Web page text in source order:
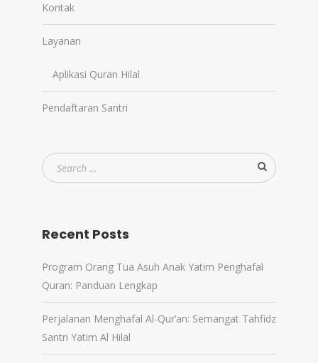
Kontak
Layanan
Aplikasi Quran Hilal
Pendaftaran Santri
Recent Posts
Program Orang Tua Asuh Anak Yatim Penghafal
Quran: Panduan Lengkap
Perjalanan Menghafal Al-Qur’an: Semangat Tahfidz
Santri Yatim Al Hilal